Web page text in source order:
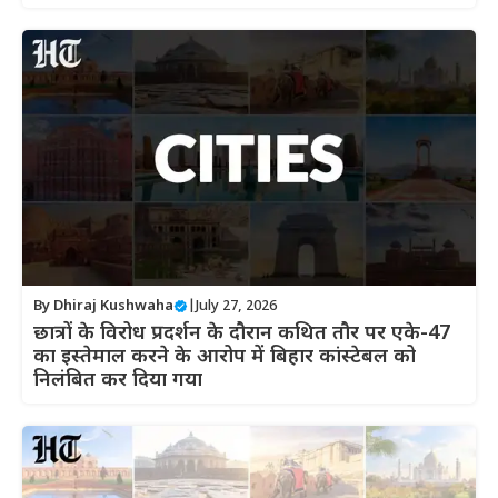
By Dhiraj Kushwaha July 27, 2026
छात्रों के विरोध प्रदर्शन के दौरान कथित तौर पर एके-47
का इस्तेमाल करने के आरोप में बिहार कांस्टेबल को
निलंबित कर दिया गया